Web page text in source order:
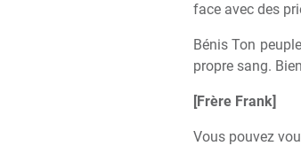
face avec des
Bénis Ton
propre sang.
[Frère Frank]
Vous pouvez